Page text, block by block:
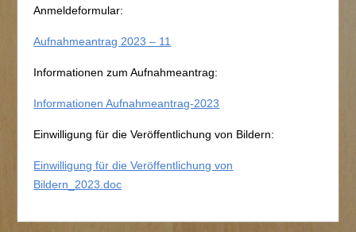
Anmeldeformular:
Aufnahmeantrag 2023 – 11
Informationen zum Aufnahmeantrag:
Informationen Aufnahmeantrag-2023
Einwilligung für die Veröffentlichung von Bildern:
Einwilligung für die Veröffentlichung von
Bildern_2023.doc